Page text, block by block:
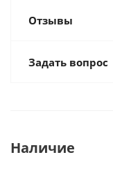
Отзывы
Задать вопрос
Наличие